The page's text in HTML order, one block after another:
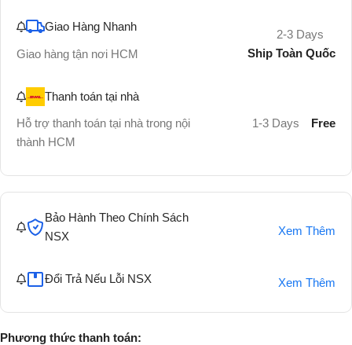
Giao Hàng Nhanh
Giao hàng tận nơi HCM
2-3 Days
Ship Toàn Quốc
Thanh toán tại nhà
Hỗ trợ thanh toán tại nhà trong nội
thành HCM
1-3 Days Free
Bảo Hành Theo Chính Sách
NSX
Xem Thêm
Đổi Trả Nếu Lỗi NSX Xem Thêm
Phương thức thanh toán: